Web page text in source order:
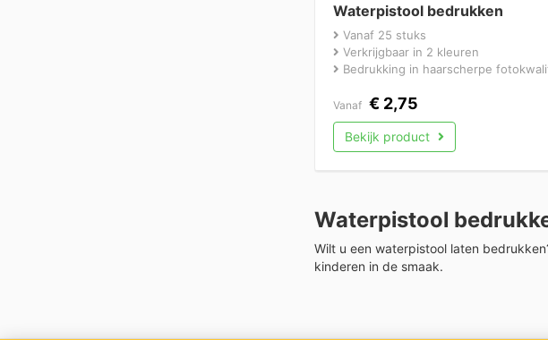
Waterpistool bedrukken
Vanaf 25 stuks
Verkrijgbaar in 2 kleuren
Bedrukking in haarscherpe
Vanaf € 2,75
Bekijk product
Waterpistool
Wilt u een waterpistool laten
kinderen in de smaak.